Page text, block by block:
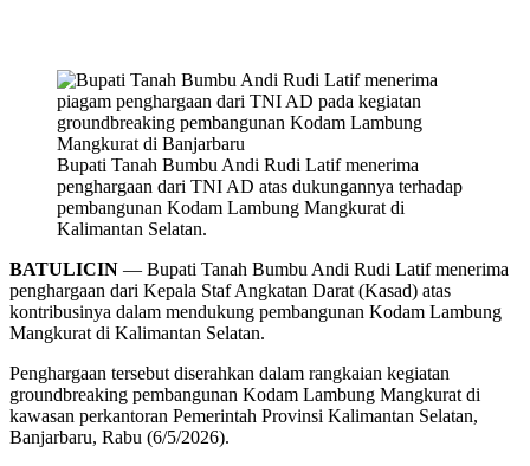
Bupati Tanah Bumbu Andi Rudi Latif menerima
penghargaan dari TNI AD atas dukungannya terhadap
pembangunan Kodam Lambung Mangkurat di
Kalimantan Selatan.
BATULICIN — Bupati Tanah Bumbu Andi Rudi Latif menerima
penghargaan dari Kepala Staf Angkatan Darat (Kasad) atas
kontribusinya dalam mendukung pembangunan Kodam Lambung
Mangkurat di Kalimantan Selatan.
Penghargaan tersebut diserahkan dalam rangkaian kegiatan
groundbreaking pembangunan Kodam Lambung Mangkurat di
kawasan perkantoran Pemerintah Provinsi Kalimantan Selatan,
Banjarbaru, Rabu (6/5/2026).